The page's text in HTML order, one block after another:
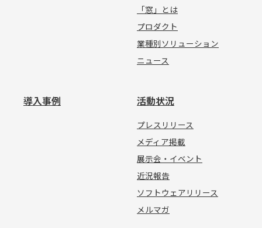
「窓」とは
プロダクト
業種別ソリューション
ニュース
導入事例 活動状況
プレスリリース
メディア掲載
展示会・イベント
近況報告
ソフトウェアリリース
メルマガ